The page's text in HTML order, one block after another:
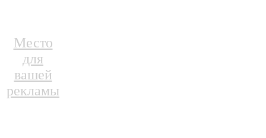
Место
для
вашей
рекламы